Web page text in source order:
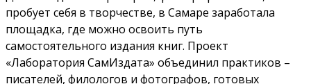
пробует себя в творчестве, в Самаре заработала
площадка, где можно освоить путь
самостоятельного издания книг. Проект
«Лаборатория СамИздата» объединил практиков –
писателей, филологов и фотографов, готовых